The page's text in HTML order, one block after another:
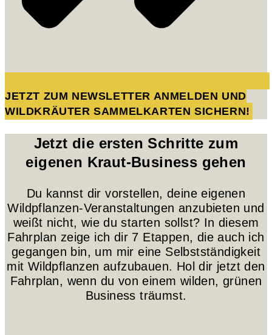
JETZT ZUM NEWSLETTER ANMELDEN UND
WILDKRÄUTER SAMMELKARTEN SICHERN!
Jetzt die ersten Schritte zum
eigenen Kraut-Business gehen
Du kannst dir vorstellen, deine eigenen
Wildpflanzen-Veranstaltungen anzubieten und
weißt nicht, wie du starten sollst? In diesem
Fahrplan zeige ich dir 7 Etappen, die auch ich
gegangen bin, um mir eine Selbstständigkeit
mit Wildpflanzen aufzubauen. Hol dir jetzt den
Fahrplan, wenn du von einem wilden, grünen
Business träumst.